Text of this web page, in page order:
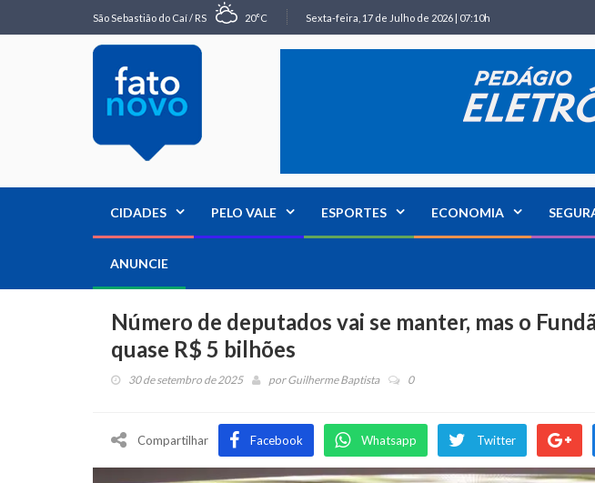
São Sebastião do Caí / RS 20°C Sexta-feira, 17 de Julho de 2026 | 07:10h
CIDADES PELO VALE ESPORTES ECONOMIA
ANUNCIE
Número de deputados vai se manter, mas o
quase R$ 5 bilhões
30 de setembro de 2025 porGuilherme Baptista 0
Compartilhar Facebook Whatsapp Twitter